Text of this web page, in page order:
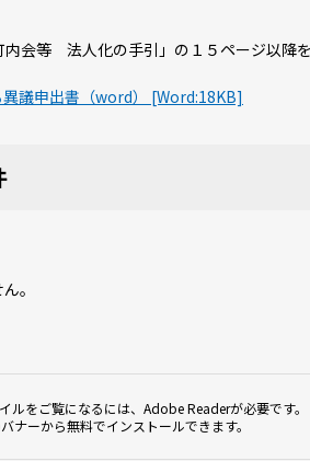
会等 法人化の手引」の１５ページ以降を
議申出書（word） [Word:18KB]
。
ルをご覧になるには、Adobe Readerが必要です。
ナーから無料でインストールできます。